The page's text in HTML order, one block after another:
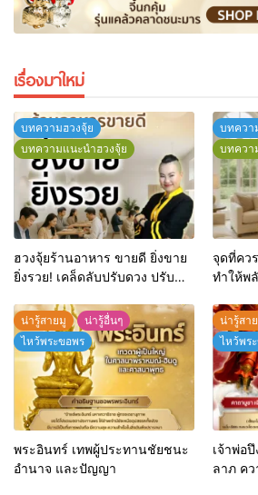
เรื่องมาใหม่
บทความฮวงจุ้ย
บทความแนะนำฮวงจุ้ย
ฮวงจุ้ยร้านอาหาร ขายดี ยิ่งขาย
ยิ่งรวย! เคล็ดลับปรับดวง ปรับ
บทควา
บทควา
จุดที่คว
ทำให้พ
น่ารู้สายมู
น่ารู้อื่นๆ
ไหว้พระขอพร
พระอินทร์ เทพผู้ประทานชัยชนะ
อำนาจ และปัญญา
น่ารู้สา
ไหว้พร
เจ้าพ่อ
ลาภ ค